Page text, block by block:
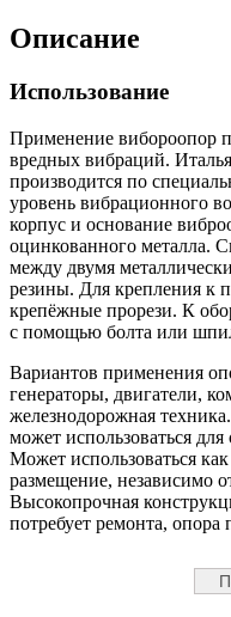
Описание
Использование
Применение вибороопор
вредных вибраций.
производится по
уровень вибрационного
корпус и основание
оцинкованного металла.
между двумя
резины. Для крепления к
крепёжные прорези. К
с помощью болта или
Вариантов применения
генераторы, двигатели,
железнодорожная
может использоваться
Может использоваться
размещение, независимо
Высокопрочная
потребует ремонта,